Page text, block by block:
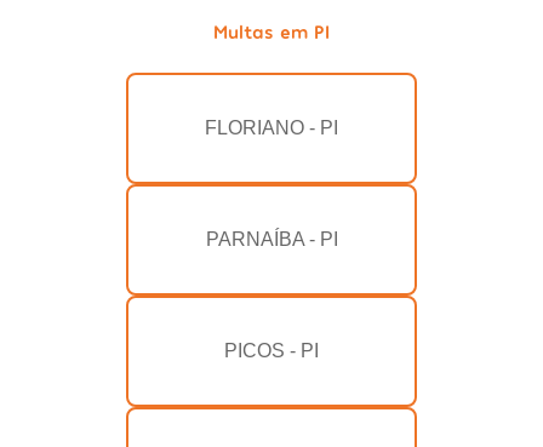
Multas em PI
FLORIANO - PI
PARNAÍBA - PI
PICOS - PI